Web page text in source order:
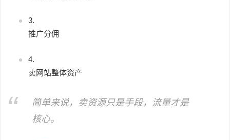
推广分佣
卖网站整体资产
简单来说，卖资源只是手段，流量才是
核心。